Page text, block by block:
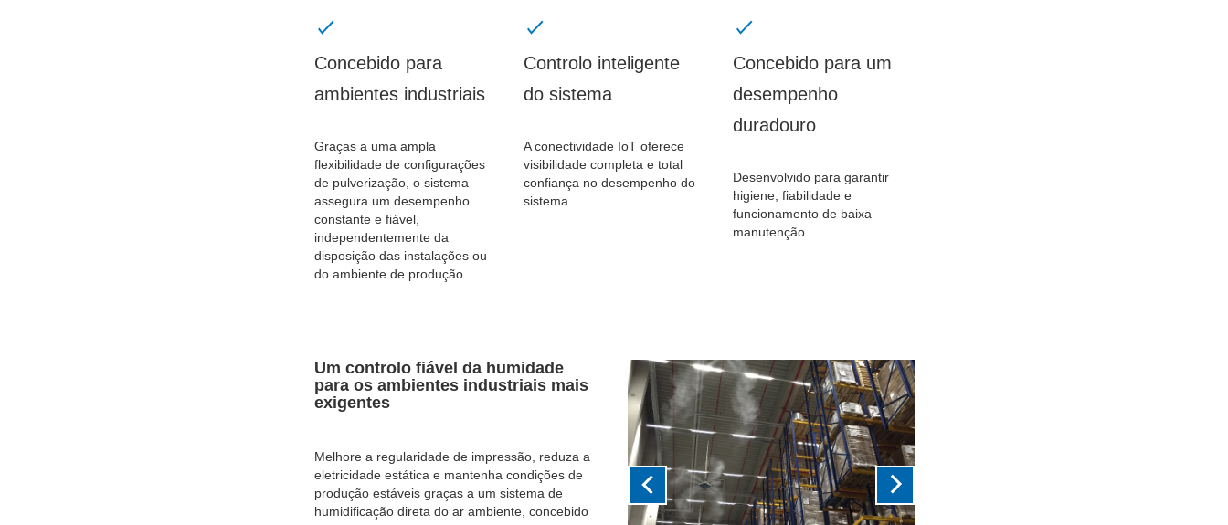
Concebido para
ambientes industriais
Graças a uma ampla
flexibilidade de configurações
de pulverização, o sistema
assegura um desempenho
constante e fiável,
independentemente da
disposição das instalações ou
do ambiente de produção.
Controlo inteligente
do sistema
A conectividade IoT oferece
visibilidade completa e total
confiança no desempenho do
sistema.
Concebido para um
desempenho
duradouro
Desenvolvido para garantir
higiene, fiabilidade e
funcionamento de baixa
manutenção.
Um controlo fiável da humidade
para os ambientes industriais mais
exigentes
Melhore a regularidade de impressão, reduza a
eletricidade estática e mantenha condições de
produção estáveis graças a um sistema de
humidificação direta do ar ambiente, concebido
Previous Next